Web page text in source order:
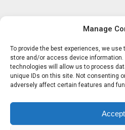
Manage
To provide the best experiences, we
store and/or access device
technologies will allow us to process
unique IDs on this site. Not consenting
adversely affect certain features and
Accept